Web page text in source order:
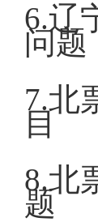
6.
问题
7.北
8.
题